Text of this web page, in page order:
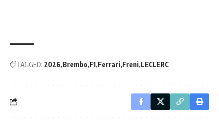
TAGGED: 2026 Brembo F1 Ferrari Freni LECLERC